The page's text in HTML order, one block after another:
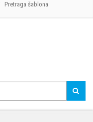
Pretraga šablona